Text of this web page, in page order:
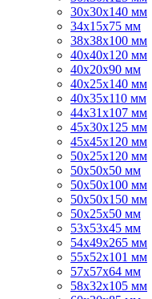
30х30х140 мм
34х15х75 мм
38х38х100 мм
40х40х120 мм
40х20х90 мм
40х25х140 мм
40х35х110 мм
44х31х107 мм
45х30х125 мм
45х45х120 мм
50х25х120 мм
50х50х50 мм
50х50х100 мм
50х50х150 мм
50х25х50 мм
53х53х45 мм
54х49х265 мм
55х52х101 мм
57х57х64 мм
58х32х105 мм